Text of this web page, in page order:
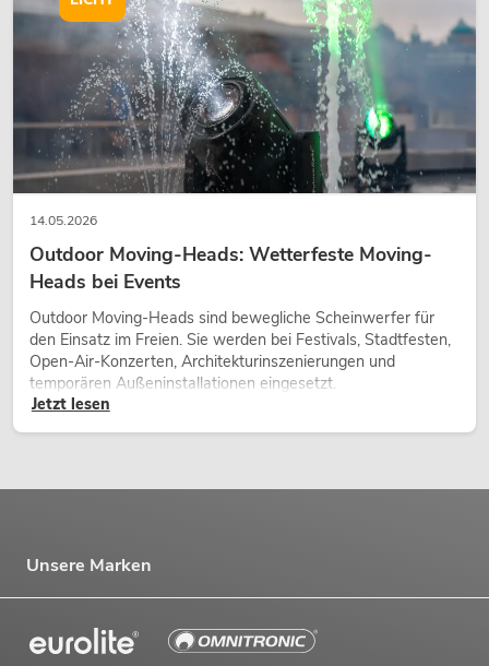
14.05.2026
Outdoor Moving-Heads: Wetterfeste Moving-
Heads bei Events
Outdoor Moving-Heads sind bewegliche Scheinwerfer für
den Einsatz im Freien. Sie werden bei Festivals, Stadtfesten,
Open-Air-Konzerten, Architekturinszenierungen und
temporären Außeninstallationen eingesetzt.
Jetzt lesen
Unsere Marken